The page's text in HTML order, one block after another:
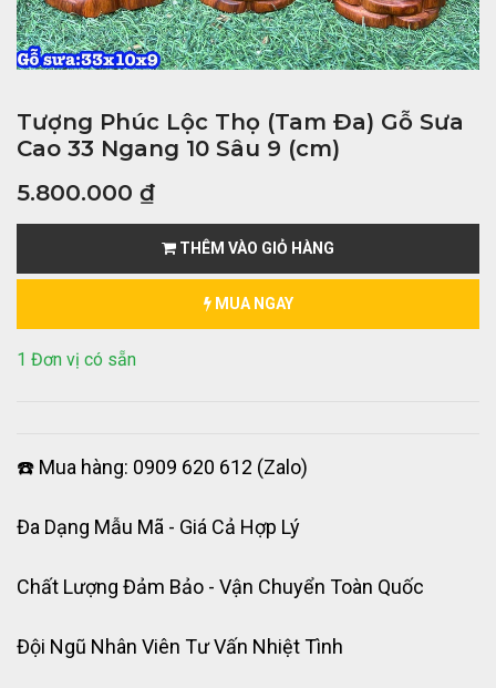
Tượng Phúc Lộc Thọ (Tam Đa) Gỗ Sưa
Cao 33 Ngang 10 Sâu 9 (cm)
5.800.000 ₫
THÊM VÀO GIỎ HÀNG
MUA NGAY
1 Đơn vị có sẵn
☎️ Mua hàng: 0909 620 612 (Zalo)
Đa Dạng Mẫu Mã - Giá Cả Hợp Lý
Chất Lượng Đảm Bảo - Vận Chuyển Toàn Quốc
Đội Ngũ Nhân Viên Tư Vấn Nhiệt Tình